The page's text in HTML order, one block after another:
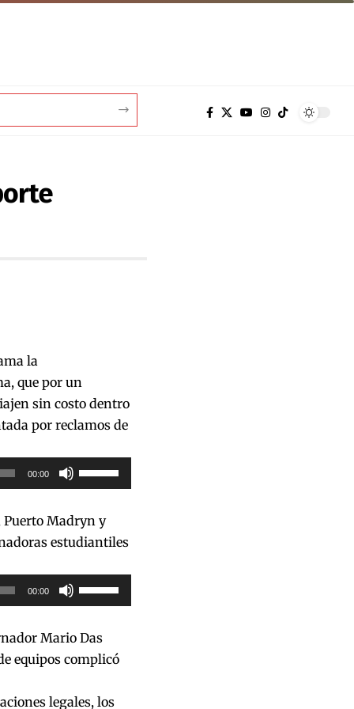
la
que por un
sin costo dentro
por reclamos de
00:00
Utiliza
las
de
arriba/abajo
para
o
disminuir
volumen.
Puerto Madryn y
estudiantiles
00:00
Utiliza
las
flecha
Mario Das
equipos complicó
legales, los